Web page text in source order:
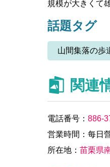
規模が大きくて
話題タグ
山間集落の歩
関連
電話番号：886-
営業時間：每日
所在地：苗栗県